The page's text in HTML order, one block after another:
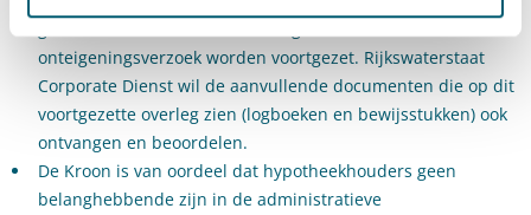
onteigeningsverzoek worden voortgezet. Rijkswaterstaat
Corporate Dienst wil de aanvullende documenten die op dit
voortgezette overleg zien (logboeken en bewijsstukken) ook
ontvangen en beoordelen.
De Kroon is van oordeel dat hypotheekhouders geen
belanghebbende zijn in de administratieve